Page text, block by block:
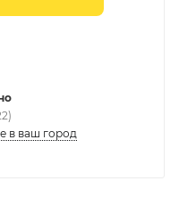
в ваш город